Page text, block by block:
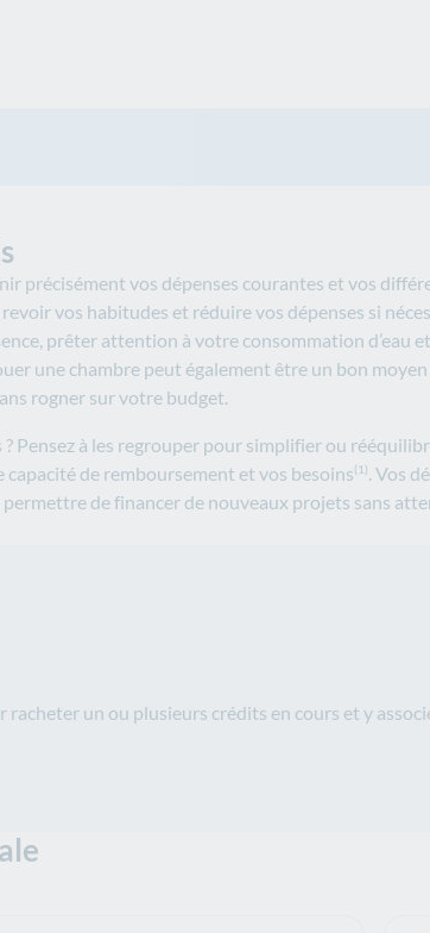
précisément vos dépenses courantes et vos
vos habitudes et réduire vos dépenses si
prêter attention à votre consommation d’eau
une chambre peut également être un bon moyen
rogner sur votre budget.
Pensez à les regrouper pour simplifier ou
de remboursement et vos besoins(1). Vos
de financer de nouveaux projets sans
un ou plusieurs crédits en cours et y